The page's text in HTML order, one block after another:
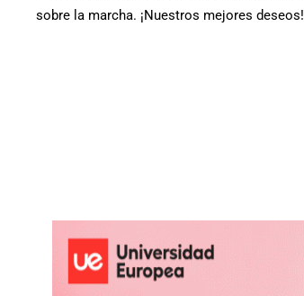
sobre la marcha. ¡Nuestros mejores deseos!